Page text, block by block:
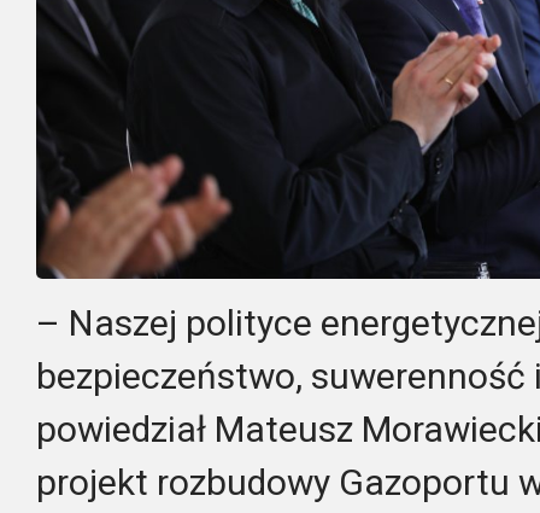
– Naszej polityce
bezpieczeństwo,
powiedział Mateusz
projekt rozbudowy Gazoportu